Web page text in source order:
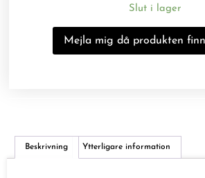
Slut i lager
Beskrivning Ytterligare information